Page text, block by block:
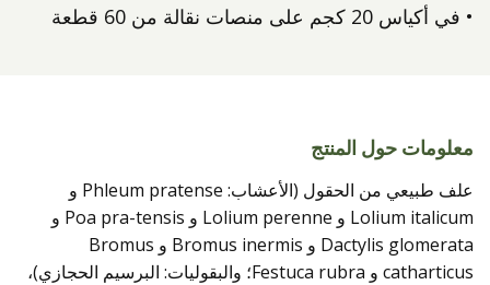
• في أكياس 20 كجم على منصات نقالة من 60 قطعة
معلومات حول المنتج
علف طبيعي من الحقول (الأعشاب: Phleum pratense و
Lolium italicum و Lolium perenne و Poa pra-tensis و
Dactylis glomerata و Bromus inermis و Bromus
catharticus و Festuca rubra؛ والبقوليات: البرسيم الحجازي)،